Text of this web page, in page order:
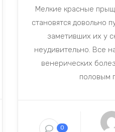
Мелкие красные
становятся довольно
заметивших их у
неудивительно. Все
венерических
половым
0